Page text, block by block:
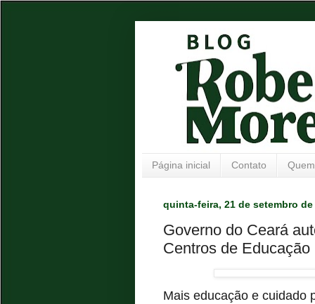
Página inicial Contato
quinta-feira, 21 de setembro de
Governo do Ceará
Centros de Educação
Mais educação e cuidado